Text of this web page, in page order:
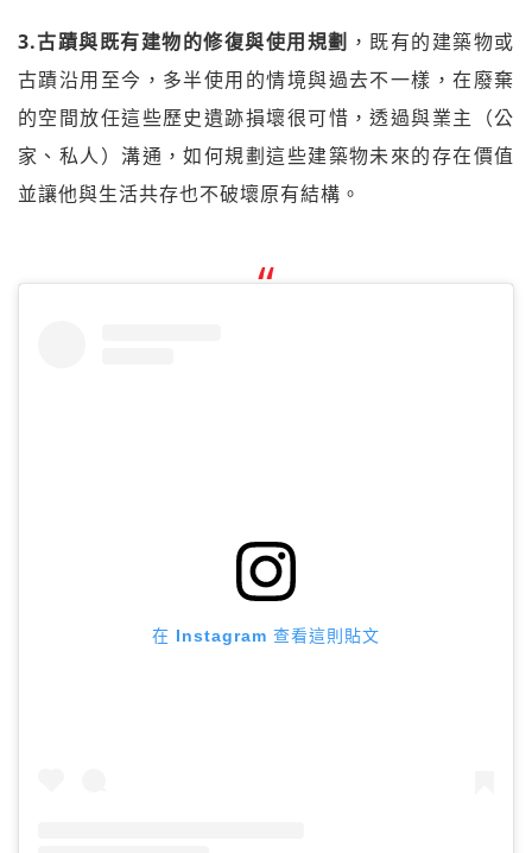
3.古蹟與既有建物的修復與使用規劃 ，既有的建築物或
古蹟沿用至今，多半使用的情境與過去不一樣，在廢棄
的空間放任這些歷史遺跡損壞很可惜，透過與業主（公
家、私人）溝通，如何規劃這些建築物未來的存在價值
並讓他與生活共存也不破壞原有結構。
在 Instagram 查看這則貼文